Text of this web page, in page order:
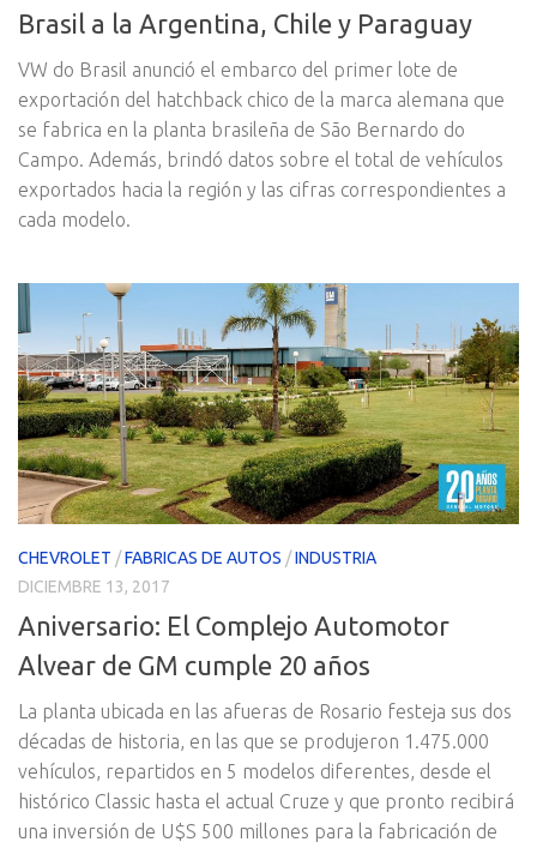
Brasil a la Argentina, Chile y Paraguay
VW do Brasil anunció el embarco del primer lote de
exportación del hatchback chico de la marca alemana que
se fabrica en la planta brasileña de São Bernardo do
Campo. Además, brindó datos sobre el total de vehículos
exportados hacia la región y las cifras correspondientes a
cada modelo.
CHEVROLET /FABRICAS DE AUTOS /INDUSTRIA
DICIEMBRE 13, 2017
Aniversario: El Complejo Automotor
Alvear de GM cumple 20 años
La planta ubicada en las afueras de Rosario festeja sus dos
décadas de historia, en las que se produjeron 1.475.000
vehículos, repartidos en 5 modelos diferentes, desde el
histórico Classic hasta el actual Cruze y que pronto recibirá
una inversión de U$S 500 millones para la fabricación de